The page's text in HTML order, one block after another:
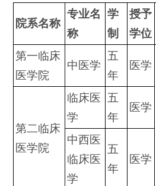
院系名称
专业名
称
学
制
授予
学位
第一临床
医学院
中医学
五
年
医学
第二临床
医学院
临床医
学
五
年
医学
中西医
临床医
学
五
年
医学